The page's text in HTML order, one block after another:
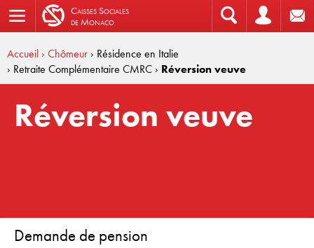
CaissesSociales
de Monaco
Accueil › Chômeur › Résidence en Italie
› Retraite Complémentaire CMRC › Réversion veuve
Réversion veuve
Demande de pension